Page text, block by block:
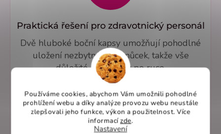
Používáme cookies, abychom Vám umožnili pohodlné
prohlížení webu a díky analýze provozu webu neustále
zlepšovali jeho funkce, výkon a použitelnost. Více
informací zde.
Nastavení
Praktická řešení pro zdravotnický personál
Dvě hluboké boční kapsy umožňují pohodlné
uložení nezbytných pomůcek, takže vše
důležité máte vždy po ruce.